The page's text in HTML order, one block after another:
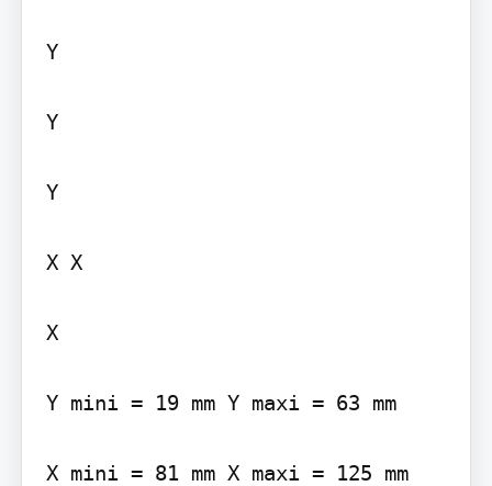
Y
Y
Y
X X
X
Y mini = 19 mm Y maxi = 63 mm
X mini = 81 mm X maxi = 125 mm